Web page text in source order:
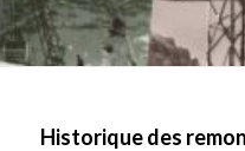
Historique des